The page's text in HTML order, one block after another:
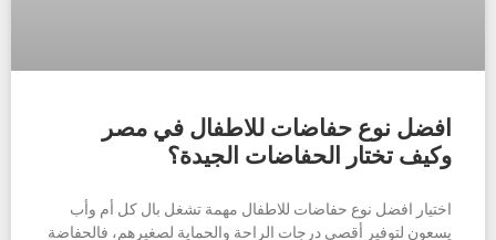
افضل نوع حفاضات للاطفال في مصر
وكيف تختار الحفاضات الجيدة؟
اختيار افضل نوع حفاضات للاطفال مهمة تشغل بال كل أم وأب
يسعون لتوفير أقصى درجات الراحة والحماية لصغيرهم، فالحفاضة